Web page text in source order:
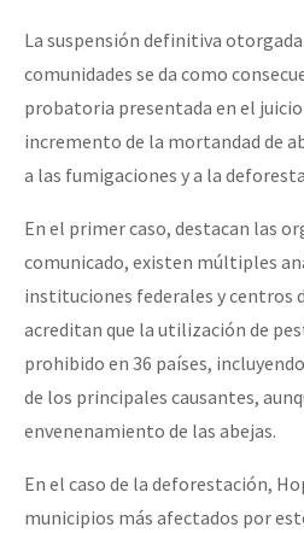
La suspensión definitiva
comunidades se da como
probatoria presentada en el
incremento de la mortandad de
a las fumigaciones y a la
En el primer caso, destacan las
comunicado, existen múltiples
instituciones federales y centros
acreditan que la utilización de
prohibido en 36 países,
de los principales causantes,
envenenamiento de las abejas.
En el caso de la deforestación,
municipios más afectados por